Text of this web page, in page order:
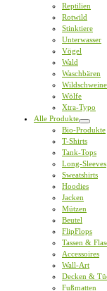
Reptilien
Rotwild
Stinktiere
Unterwasser
Vögel
Wald
Waschbären
Wildschweine
Wölfe
Xtra-Typo
Alle Produkte
Bio-Produkte
T-Shirts
Tank-Tops
Long-Sleeves
Sweatshirts
Hoodies
Jacken
Mützen
Beutel
FlipFlops
Tassen &
Accessoires
Wall-Art
Decken &
Fußmatten